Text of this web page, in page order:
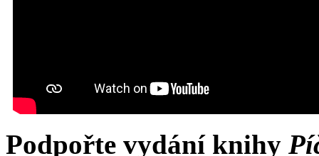
Podpořte vydání knihy